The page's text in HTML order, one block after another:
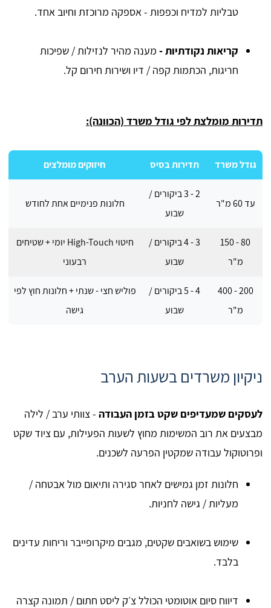
טבליות למדיח וכפפות - אספקה מרוכזת וחיוב אחד.
קריאות נקודתיות - מענה מהיר לנזילות / שפיכות
חריגות, הכתמות קפה / דיו ושירות חירום קל.
תדירות מומלצת לפי גודל משרד (הכוונה):
גודל משרד תדירות בסיס חיזוקים מומלצים
עד 60 מ"ר
2 - 3 ביקורים /
שבוע
חלונות פנימיים אחת לחודש
80 - 150
מ"ר
3 - 4 ביקורים /
שבוע
חיטוי High-Touch יומי + שטיחים
רבעוני
200 - 400
מ"ר
4 - 5 ביקורים /
שבוע
פוליש חצי - שנתי + חלונות חוץ לפי
גישה
ניקיון משרדים בשעות הערב
לעסקים שמעדיפים שקט בזמן העבודה - צוותי ערב / לילה
מבצעים את רוב המשימות מחוץ לשעות הפעילות, עם ציוד שקט
ופרוטוקול עבודה שמקטין הפרעה לשכנים.
חלונות זמן גמישים לאחר סגירה ותיאום מול אבטחה /
מעליות / גישה לחניות.
שימוש בשואבים שקטים, מגבים מיקרופייבר וריחות עדינים
בלבד.
דיווח סיום אוטומטי הכולל צ׳ק ליסט חתום / תמונה קצרה